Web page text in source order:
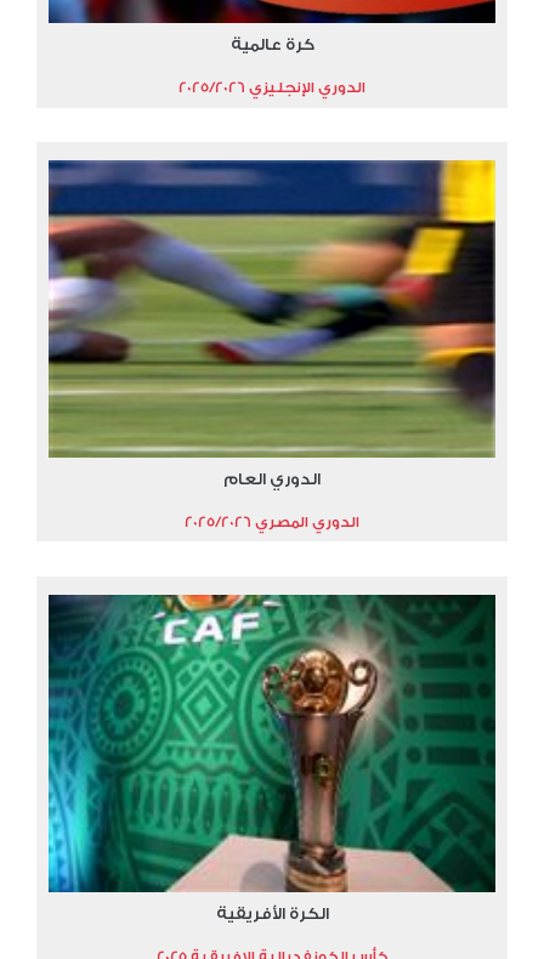
كرة عالمية
الدوري الإنجليزي 2025/2026
الدوري العام
الدوري المصري 2025/2026
الكرة الأفريقية